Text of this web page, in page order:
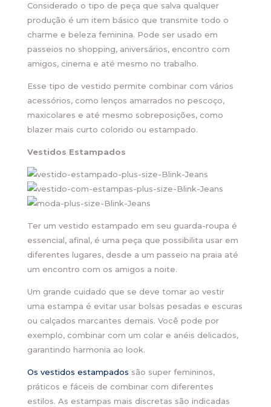
Considerado o tipo de peça que salva qualquer
produção é um item básico que transmite todo o
charme e beleza feminina. Pode ser usado em
passeios no shopping, aniversários, encontro com
amigos, cinema e até mesmo no trabalho.
Esse tipo de vestido permite combinar com vários
acessórios, como lenços amarrados no pescoço,
maxicolares e até mesmo sobreposições, como
blazer mais curto colorido ou estampado.
Vestidos Estampados
Ter um vestido estampado em seu guarda-roupa é
essencial, afinal, é uma peça que possibilita usar em
diferentes lugares, desde a um passeio na praia até
um encontro com os amigos a noite.
Um grande cuidado que se deve tomar ao vestir
uma estampa é evitar usar bolsas pesadas e escuras
ou calçados marcantes demais. Você pode por
exemplo, combinar com um colar e anéis delicados,
garantindo harmonia ao look.
Os vestidos estampados são super femininos,
práticos e fáceis de combinar com diferentes
estilos. As estampas mais discretas são indicadas